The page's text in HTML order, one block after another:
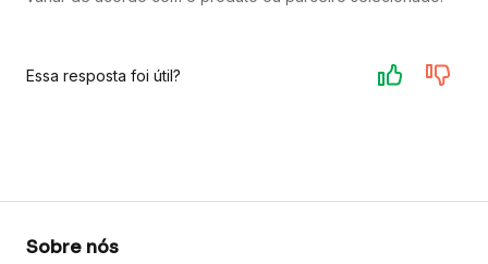
Essa resposta foi útil?
Sobre nós